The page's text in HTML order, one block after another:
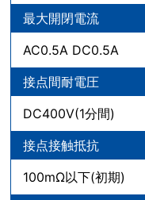
最大開閉電流
AC0.5A DC0.5A
接点間耐電圧
DC400V(1分間)
接点接触抵抗
100mΩ以下(初期)